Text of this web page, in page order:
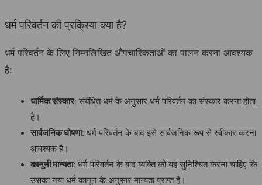
धर्म परिवर्तन की प्रक्रिया क्या है?
धर्म परिवर्तन के लिए निम्नलिखित औपचारिकताओं का पालन करना आवश्यक
है:
धार्मिक संस्कार: संबंधित धर्म के अनुसार धर्म परिवर्तन का संस्कार करना होता
है।
सार्वजनिक घोषणा: धर्म परिवर्तन के बाद इसे सार्वजनिक रूप से स्वीकार करना
आवश्यक है।
कानूनी मान्यता: धर्म परिवर्तन के बाद व्यक्ति को यह सुनिश्चित करना चाहिए कि
उसका नया धर्म कानून के अनुसार मान्यता प्राप्त है।